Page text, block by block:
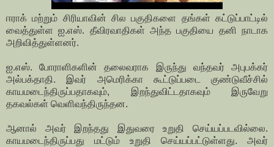
ஈராக் மற்றும் சிரியாவின் சில பகுதிகளை தங்கள் கட்டுப்பாட்டில்
வைத்துள்ள ஐ.எஸ். தீவிரவாதிகள் அந்த பகுதியை தனி நாடாக
அறிவித்துள்ளனர்.
ஐ.எஸ். போராளிகளின் தலைவராக இருந்து வந்தவர் அபுபக்கர்
அல்பக்தாதி. இவர் அமெரிக்கா கூட்டுப்படை குண்டுவீச்சில்
காயமடைந்திருப்பதாகவும், இறந்துவிட்டதாகவும் இருவேறு
தகவல்கள் வெளிவந்திருந்தன.
ஆனால் அவர் இறந்தது இதுவரை உறுதி செய்யப்படவில்லை.
காயமடைந்திருப்பது மட்டும் உறுதி செய்யப்பட்டுள்ளது. அவர்